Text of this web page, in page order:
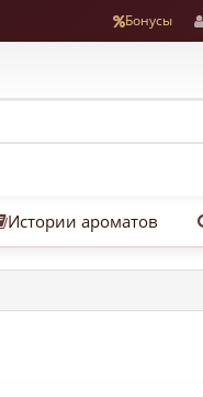
Бонусы
Истории ароматов